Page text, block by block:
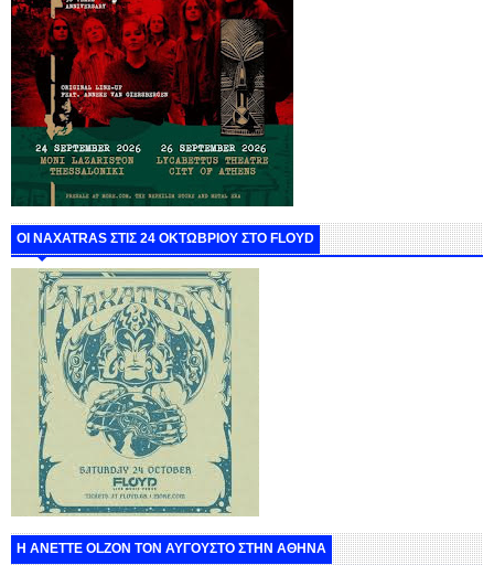
ΟΙ NAXATRAS ΣΤΙΣ 24 ΟΚΤΩΒΡΙΟΥ ΣΤΟ FLOYD
Η ANETTE OLZON ΤΟΝ ΑΥΓΟΥΣΤΟ ΣΤΗΝ ΑΘΗΝΑ